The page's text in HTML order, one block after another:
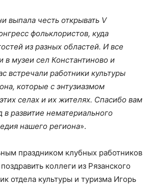
выпала честь открывать V
фольклористов, куда
из разных областей. И все
в музеи сел Константиново и
встречали работники культуры
которые с энтузиазмом
селах и их жителях. Спасибо вам
в развитие нематериального
нашего региона».
праздником клубных работников
коллеги из Рязанского
отдела культуры и туризма Игорь